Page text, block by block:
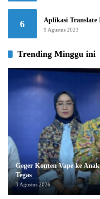
6 Aplikasi Translate
9 Agustus 2023
Trending Minggu ini
Geger Konten Vape ke
Tegas
3 Agustus 2026